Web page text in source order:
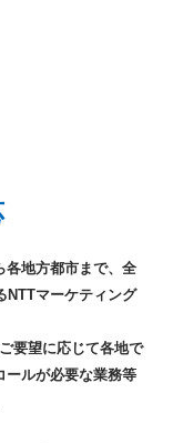
望に対応
各地方都市まで、全
NTTマーケティング
要望に応じて各地で
ールが必要な業務等